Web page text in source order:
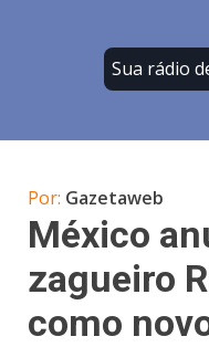
Sua rádio
Por: Gazetaweb
México
zagueiro
como